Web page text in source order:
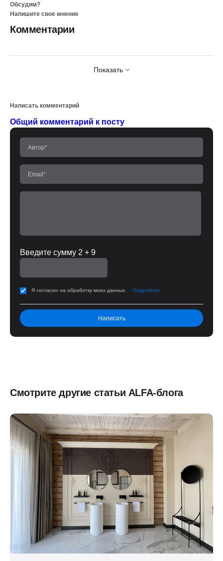
Обсудим?
Напишите свое мнение
Комментарии
Показать
Написать комментарий
Общий комментарий к посту
Введите сумму 2 + 9
Я согласен на обработку моих данных. Подробнее
Смотрите другие статьи ALFA-блога